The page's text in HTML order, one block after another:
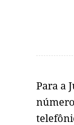
Para a